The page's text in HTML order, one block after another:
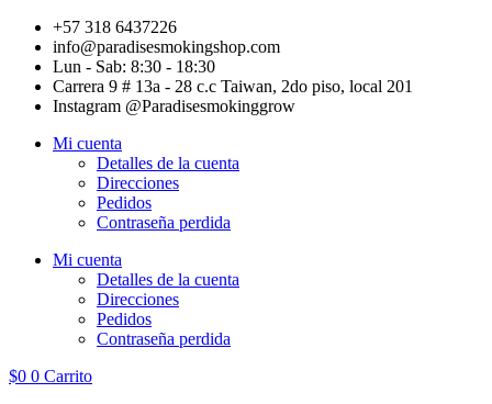
contenido
+57 318 6437226
info@paradisesmokingshop.com
Lun - Sab: 8:30 - 18:30
Carrera 9 # 13a - 28 c.c Taiwan, 2do piso, local 201
Instagram @Paradisesmokinggrow
Mi cuenta
Detalles de la cuenta
Direcciones
Pedidos
Contraseña perdida
Mi cuenta
Detalles de la cuenta
Direcciones
Pedidos
Contraseña perdida
$0 0 Carrito